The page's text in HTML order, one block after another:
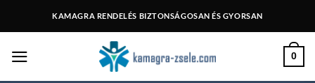
KAMAGRA RENDELÉS BIZTONSÁGOSAN ÉS GYORSAN
0